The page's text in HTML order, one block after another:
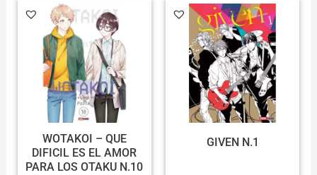
WOTAKOI – QUE
DIFICIL ES EL AMOR
PARA LOS OTAKU N.10
GIVEN N.1